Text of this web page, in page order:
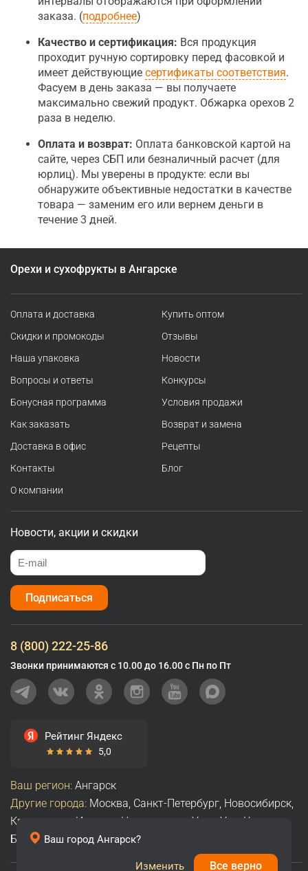
заказа. (подробнее)
Качество и сертификация: Вся продукция
проходит ручную сортировку перед фасовкой и
имеет действующие сертификаты соответствия.
Фасуем в день заказа — вы получаете
максимально свежий продукт. Обжарка орехов 2
раза в неделю.
Оплата и возврат: Оплата банковской картой на
сайте, через СБП или безналичный расчет (для
юрлиц). Мы уверены в продукте: если вы
обнаружите объективные недостатки в качестве
товара — заменим его или вернем деньги в
течение 3 дней.
Орехи и сухофрукты в Ангарске
Оплата и доставка
Скидки и промокоды
Наша упаковка
Вопросы и ответы
Бонусная программа
Как заказать
Доставка в офис
Контакты
О компании
Купить оптом
Отзывы
Новости
Конкурсы
Условия продажи
Возврат и замена
Рецепты
Блог
Новости, акции и скидки
Подписаться
8 (800) 222-25-86
Звонки принимаются с 10.00 до 16.00 с Пн по Пт
Рейтинг Яндекс
5,0
Ваш регион: Ангарск
Другие города: Москва Санкт-Петербург Новосибирск
Красноярск
Иркутск Новокузнецк Улан-Удэ Чита
Братск,Абакан,Все города
Ваш город Ангарск?
Изменить Все верно